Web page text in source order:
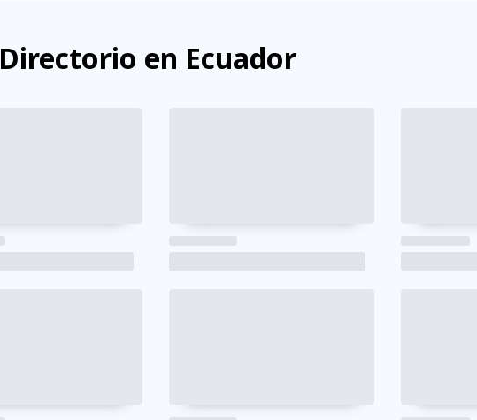
Directorio en Ecuador